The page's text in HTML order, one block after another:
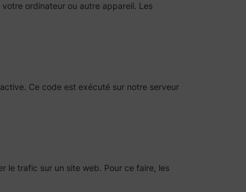
ordinateur ou autre appareil. Les
Ce code est exécuté sur notre serveur
le trafic sur un site web. Pour ce faire, les